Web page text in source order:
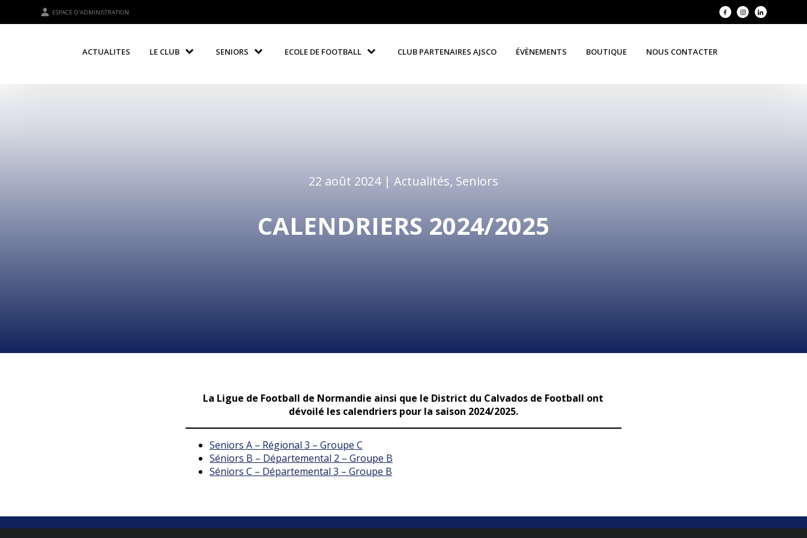
ESPACE D'ADMINISTRATION
ACTUALITES LE CLUB SENIORS ECOLE DE FOOTBALL CLUB PARTENAIRES AJSCO ÉVÈNEMENTS BOUTIQUE NOUS CONTACTER
22 août 2024 | Actualités, Seniors
CALENDRIERS 2024/2025
La Ligue de Football de Normandie ainsi que le District du Calvados de Football ont
dévoilé les calendriers pour la saison 2024/2025.
Seniors A – Régional 3 – Groupe C
Séniors B – Départemental 2 – Groupe B
Séniors C – Départemental 3 – Groupe B